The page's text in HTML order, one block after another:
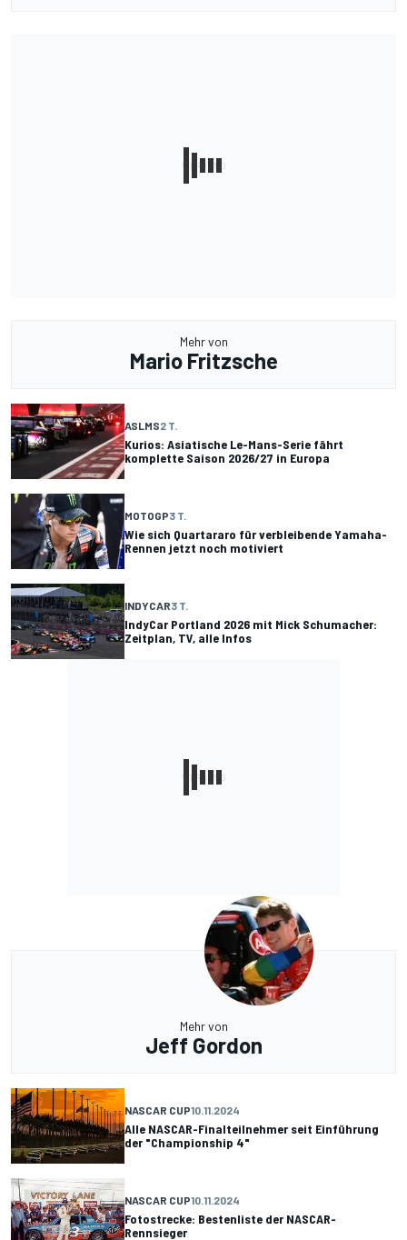
Mehr von
Mario Fritzsche
ASLMS2 T.
Kurios: Asiatische Le-Mans-Serie fährt
komplette Saison 2026/27 in Europa
MOTOGP3 T.
Wie sich Quartararo für verbleibende Yamaha-
Rennen jetzt noch motiviert
INDYCAR3 T.
IndyCar Portland 2026 mit Mick Schumacher:
Zeitplan, TV, alle Infos
Mehr von
Jeff Gordon
NASCAR CUP10.11.2024
Alle NASCAR-Finalteilnehmer seit Einführung
der "Championship 4"
NASCAR CUP10.11.2024
Fotostrecke: Bestenliste der NASCAR-
Rennsieger